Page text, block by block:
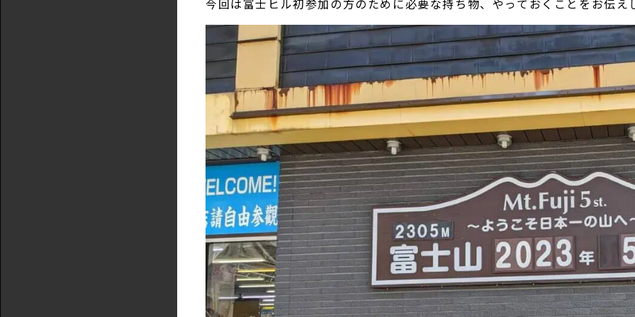
今回は富士ヒル初参加の方のために必要な持ち物、やっておくことをお伝え